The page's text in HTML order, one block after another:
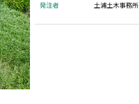
発注者 土浦土木事務所